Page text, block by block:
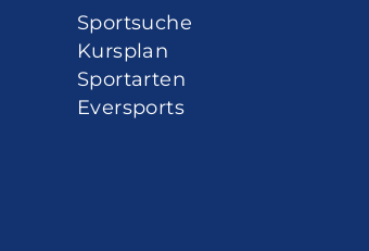
Sportsuche
Kursplan
Sportarten
Eversports